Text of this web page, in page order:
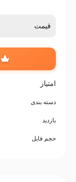
قیمت
امتیاز
دسته بندی
بازدید
حجم فایل